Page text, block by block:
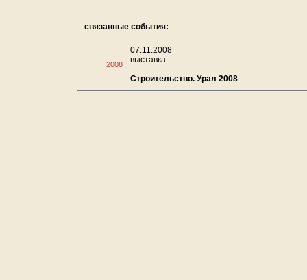
связанные события:
2008
07.11.2008
выставка
Строительство. Урал 2008